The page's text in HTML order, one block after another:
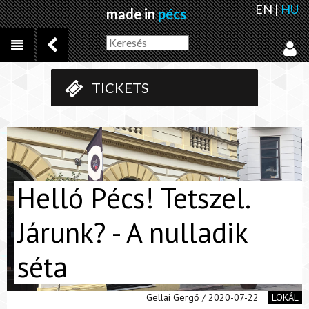
made inpécs EN|HU
TICKETS
Helló Pécs! Tetszel.
Járunk? - A nulladik
séta
Gellai Gergő / 2020-07-22 LOKÁL